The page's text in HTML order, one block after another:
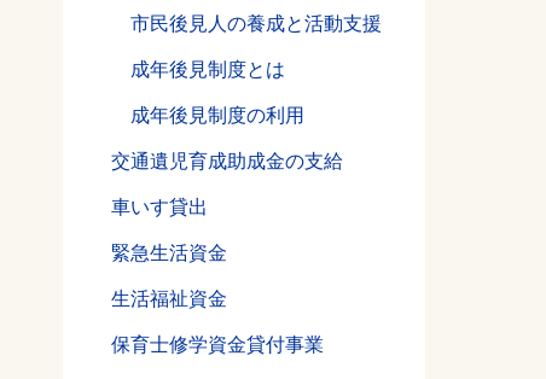
市民後見人の養成と活動支援
成年後見制度とは
成年後見制度の利用
交通遺児育成助成金の支給
車いす貸出
緊急生活資金
生活福祉資金
保育士修学資金貸付事業